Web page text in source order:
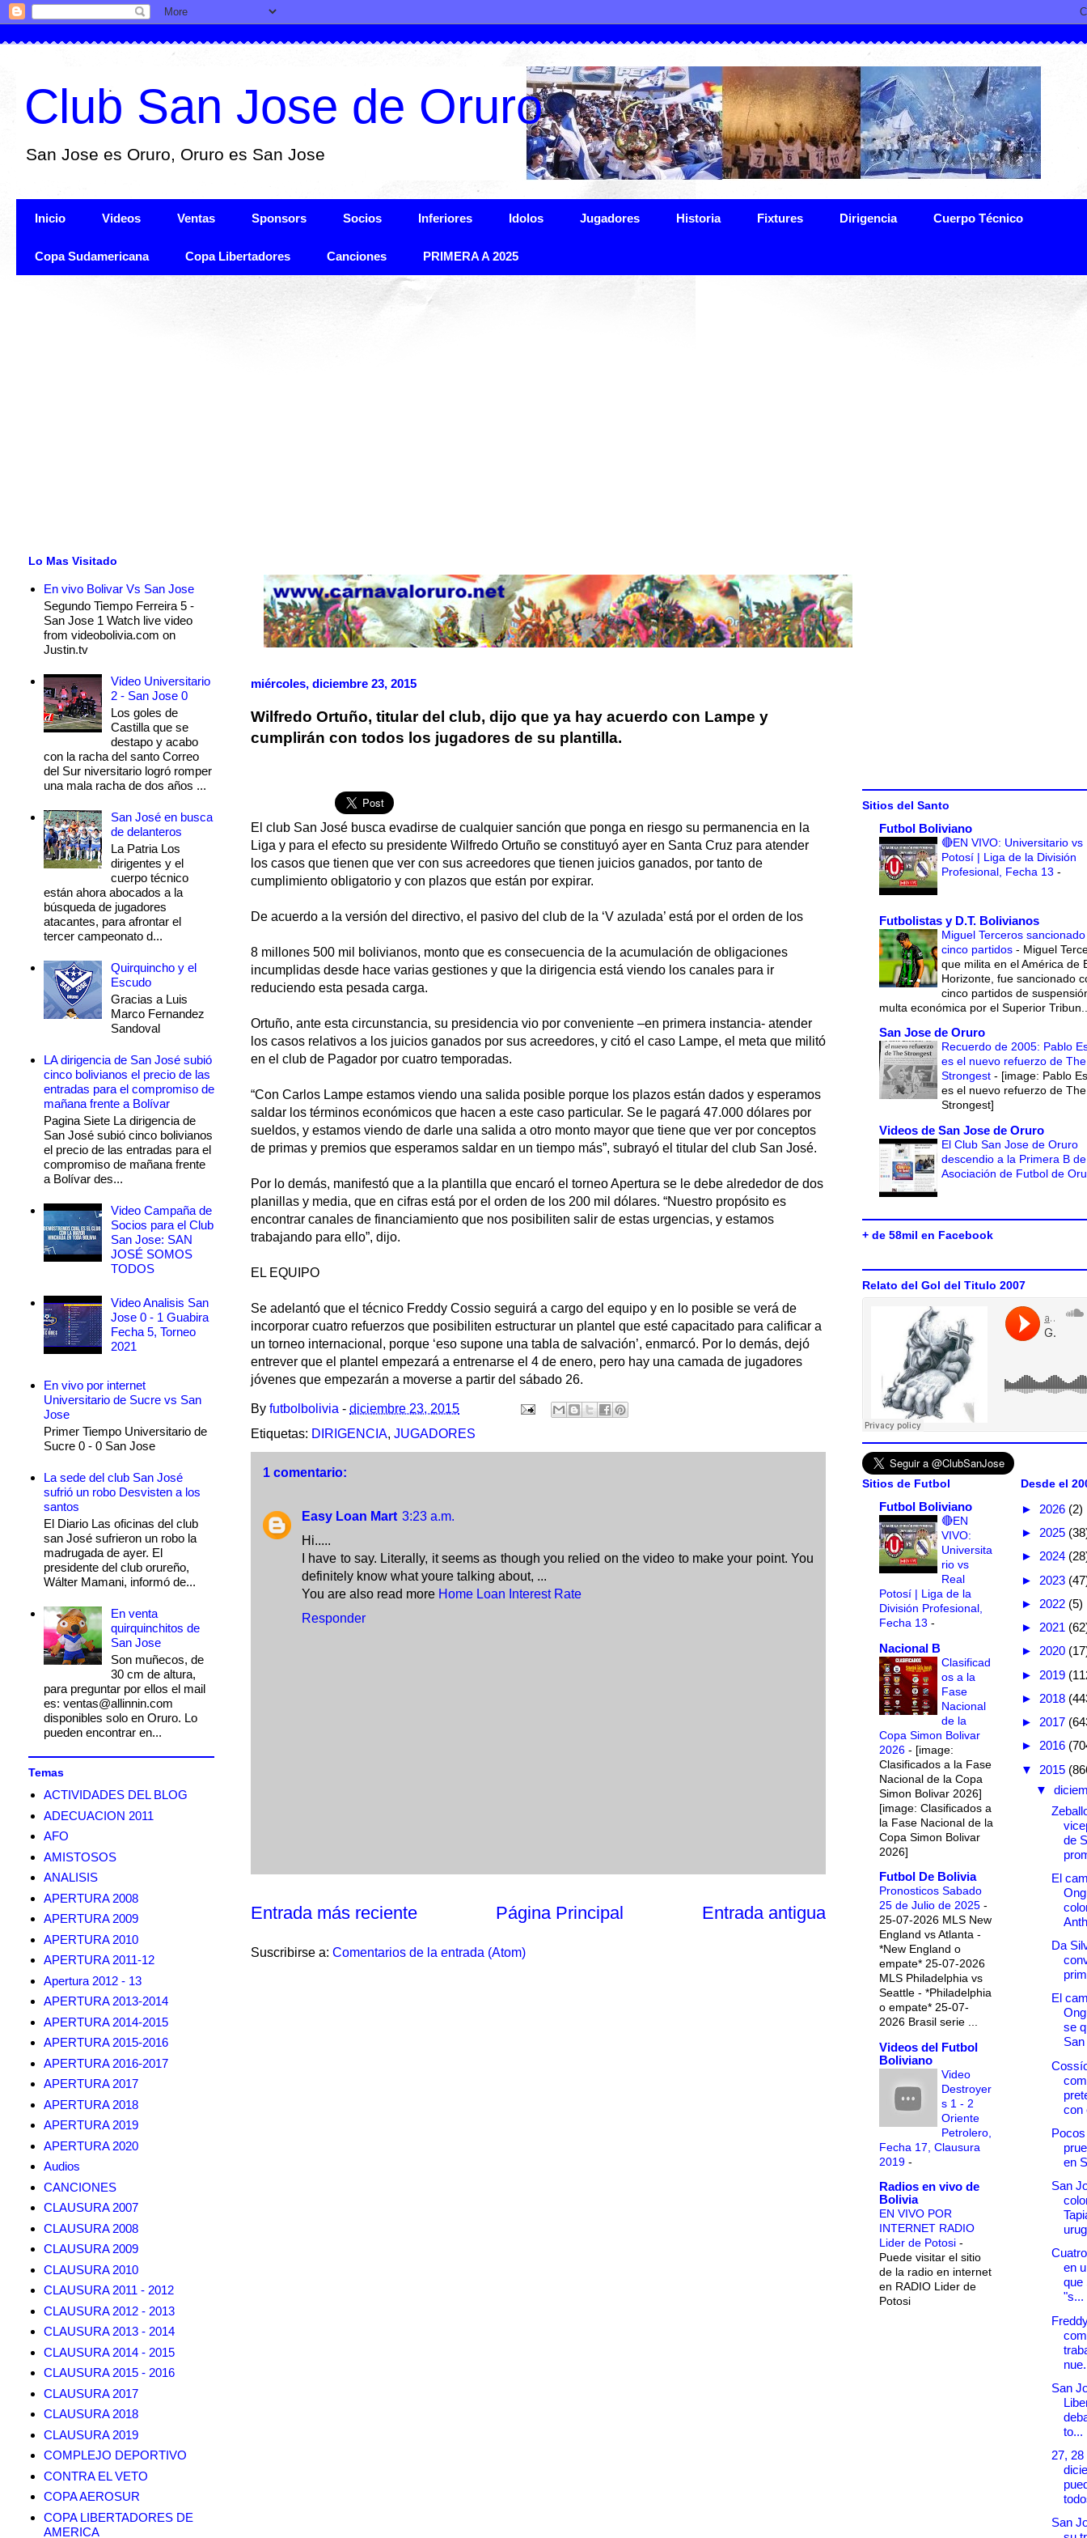
Club San Jose de Oruro
San Jose es Oruro, Oruro es San Jose
Inicio Videos Ventas Sponsors Socios Inferiores Idolos Jugadores Historia Fixtures Dirigencia Cuerpo Técnico
Copa Sudamericana Copa Libertadores Canciones PRIMERA A 2025
miércoles, diciembre 23, 2015
Wilfredo Ortuño, titular del club, dijo que ya hay acuerdo con Lampe y
cumplirán con todos los jugadores de su plantilla.
El club San José busca evadirse de cualquier sanción que ponga en riesgo su permanencia en la
Liga y para el efecto su presidente Wilfredo Ortuño se constituyó ayer en Santa Cruz para atender
los casos que tienen que ver con sus acreedores que tienen juicios ganados, por tanto de
cumplimiento obligatorio y con plazos que están por expirar.
De acuerdo a la versión del directivo, el pasivo del club de la ‘V azulada’ está por el orden de los
8 millones 500 mil bolivianos, monto que es consecuencia de la acumulación de obligaciones
incumplidas desde hace varias gestiones y que la dirigencia está viendo los canales para ir
reduciendo esta pesada carga.
Ortuño, ante esta circunstancia, su presidencia vio por conveniente –en primera instancia- atender
los casos relativos a los juicios ganados por sus acreedores, y citó el caso Lampe, el meta que militó
en el club de Pagador por cuatro temporadas.
“Con Carlos Lampe estamos viendo una salida posible porque los plazos están dados y esperamos
saldar los términos económicos que hacen a este caso particular. Se le pagará 47.000 dólares por
sueldos, y estamos viendo de darle una salida a otro monto mayor que tiene que ver por conceptos
de primas y premios que esperamos saldar en un tiempo más”, subrayó el titular del club San José.
Por lo demás, manifestó que a la plantilla que encaró el torneo Apertura se le debe alrededor de dos
planillas y media, que en cifras está por el orden de los 200 mil dólares. “Nuestro propósito es
encontrar canales de financiamiento que nos posibiliten salir de estas urgencias, y estamos
trabajando para ello”, dijo.
EL EQUIPO
Se adelantó que el técnico Freddy Cossio seguirá a cargo del equipo y en lo posible se verá de
incorporar cuatro refuerzos que posibiliten estructurar un plantel que esté capacitado para calificar a
un torneo internacional, porque ‘eso supone una tabla de salvación’, enmarcó. Por lo demás, dejó
entrever que el plantel empezará a entrenarse el 4 de enero, pero hay una camada de jugadores
jóvenes que empezarán a moverse a partir del sábado 26.
By futbolbolivia - diciembre 23, 2015
Etiquetas: DIRIGENCIA, JUGADORES
1 comentario:
Easy Loan Mart 3:23 a.m.
Hi.....
I have to say. Literally, it seems as though you relied on the video to make your point. You
definitely know what youre talking about, ...
You are also read more Home Loan Interest Rate
Responder
Entrada más reciente Entrada antigua
Página Principal
Suscribirse a: Comentarios de la entrada (Atom)
Lo Mas Visitado
En vivo Bolivar Vs San Jose
Segundo Tiempo Ferreira 5 -
San Jose 1 Watch live video
from videobolivia.com on
Justin.tv
Video Universitario
2 - San Jose 0
Los goles de
Castilla que se
destapo y acabo
con la racha del santo Correo
del Sur niversitario logró romper
una mala racha de dos años ...
San José en busca
de delanteros
La Patria Los
dirigentes y el
cuerpo técnico
están ahora abocados a la
búsqueda de jugadores
atacantes, para afrontar el
tercer campeonato d...
Quirquincho y el
Escudo
Gracias a Luis
Marco Fernandez
Sandoval
LA dirigencia de San José subió
cinco bolivianos el precio de las
entradas para el compromiso de
mañana frente a Bolívar
Pagina Siete La dirigencia de
San José subió cinco bolivianos
el precio de las entradas para el
compromiso de mañana frente
a Bolívar des...
Video Campaña de
Socios para el Club
San Jose: SAN
JOSÉ SOMOS
TODOS
Video Analisis San
Jose 0 - 1 Guabira
Fecha 5, Torneo
2021
En vivo por internet
Universitario de Sucre vs San
Jose
Primer Tiempo Universitario de
Sucre 0 - 0 San Jose
La sede del club San José
sufrió un robo Desvisten a los
santos
El Diario Las oficinas del club
san José sufrieron un robo la
madrugada de ayer. El
presidente del club orureño,
Wálter Mamani, informó de...
En venta
quirquinchitos de
San Jose
Son muñecos, de
30 cm de altura,
para preguntar por ellos el mail
es: ventas@allinnin.com
disponibles solo en Oruro. Lo
pueden encontrar en...
Temas
ACTIVIDADES DEL BLOG
ADECUACION 2011
AFO
AMISTOSOS
ANALISIS
APERTURA 2008
APERTURA 2009
APERTURA 2010
APERTURA 2011-12
Apertura 2012 - 13
APERTURA 2013-2014
APERTURA 2014-2015
APERTURA 2015-2016
APERTURA 2016-2017
APERTURA 2017
APERTURA 2018
APERTURA 2019
APERTURA 2020
Audios
CANCIONES
CLAUSURA 2007
CLAUSURA 2008
CLAUSURA 2009
CLAUSURA 2010
CLAUSURA 2011 - 2012
CLAUSURA 2012 - 2013
CLAUSURA 2013 - 2014
CLAUSURA 2014 - 2015
CLAUSURA 2015 - 2016
CLAUSURA 2017
CLAUSURA 2018
CLAUSURA 2019
COMPLEJO DEPORTIVO
CONTRA EL VETO
COPA AEROSUR
COPA LIBERTADORES DE
AMERICA
Sitios del Santo
Futbol Boliviano
🔴EN VIVO: Universitario vs
Potosí | Liga de la División
Profesional, Fecha 13 -
Futbolistas y D.T. Bolivianos
Miguel Terceros
cinco partidos - Miguel
que milita en el América de
Horizonte, fue sancionado
cinco partidos de
multa económica por el Superior
San Jose de Oruro
Recuerdo de 2005: Pablo
es el nuevo refuerzo de The
Strongest - [image: Pablo
es el nuevo refuerzo de The
Strongest]
Videos de San Jose de Oruro
El Club San Jose de Oruro
descendio a la Primera B
Asociación de Futbol de
+ de 58mil en Facebook
Relato del Gol del Titulo 2007
Sitios de Futbol
Futbol Boliviano
🔴EN
VIVO:
Universita
rio vs
Real
Potosí | Liga de la
División Profesional,
Fecha 13 -
Nacional B
Clasificad
os a la
Fase
Nacional
de la
Copa Simon Bolivar
2026 - [image:
Clasificados a la Fase
Nacional de la Copa
Simon Bolivar 2026]
[image: Clasificados a
la Fase Nacional de la
Copa Simon Bolivar
2026]
Futbol De Bolivia
Pronosticos Sabado
25 de Julio de 2025 -
25-07-2026 MLS New
England vs Atlanta -
*New England o
empate* 25-07-2026
MLS Philadelphia vs
Seattle - *Philadelphia
o empate* 25-07-
2026 Brasil serie ...
Videos del Futbol
Boliviano
Video
Destroyer
s 1 - 2
Oriente
Petrolero,
Fecha 17, Clausura
2019 -
Radios en vivo de
Bolivia
EN VIVO POR
INTERNET RADIO
Lider de Potosi -
Puede visitar el sitio
de la radio en internet
en RADIO Lider de
Potosi
Desde el
► 2026 (2)
► 2025
► 2024
► 2023
► 2022 (5)
► 2021
► 2020
► 2019
► 2018
► 2017
► 2016
▼ 2015
▼
de
El
Da
El
se
con
en
San
en
que
"s...
San
to...
27,
San